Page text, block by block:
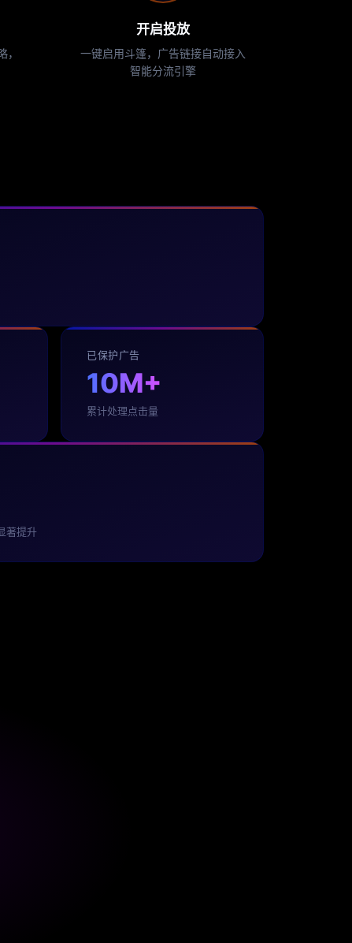
开启投放
一键启用斗篷，广告链接自动接入
智能分流引擎
已保护广告
10M+
累计处理点击量
著提升